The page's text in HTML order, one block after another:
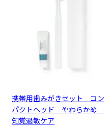
携帯用歯みがきセット コン
パクトヘッド やわらかめ
知覚過敏ケア